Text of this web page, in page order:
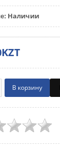
: Наличии